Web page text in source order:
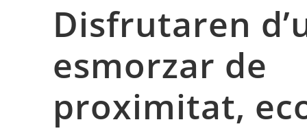
Disfrutaren
esmorzar de
proximitat,